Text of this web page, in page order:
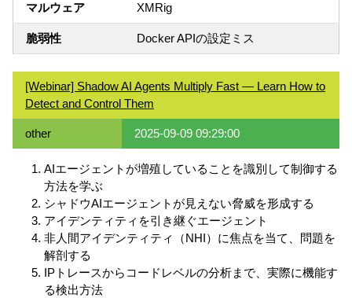
マルウェア XMRig
脆弱性 Docker APIの設定ミス
[Webinar] Shadow AI Agents Multiply Fast — Learn How to
Detect and Control Them
other 2025-09-09 09:29:00
AIエージェントが増殖していることを識別して制御する
方法を学ぶ
シャドウAIエージェントが見えない脅威を形成する
アイデンティティを引き継ぐエージェント
非人間アイデンティティ（NHI）に焦点を当て、問題を
解剖する
IPトレースからコードレベルの分析まで、実際に機能す
る検出方法